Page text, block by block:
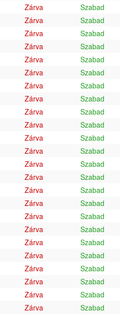
Zárva Szabad
Zárva Szabad
Zárva Szabad
Zárva Szabad
Zárva Szabad
Zárva Szabad
Zárva Szabad
Zárva Szabad
Zárva Szabad
Zárva Szabad
Zárva Szabad
Zárva Szabad
Zárva Szabad
Zárva Szabad
Zárva Szabad
Zárva Szabad
Zárva Szabad
Zárva Szabad
Zárva Szabad
Zárva Szabad
Zárva Szabad
Zárva Szabad
Zárva Szabad
Zárva Szabad